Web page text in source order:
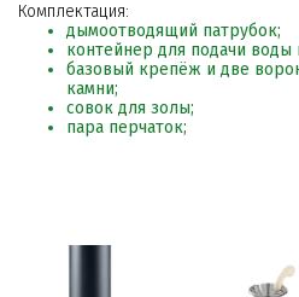
Комплектация:
дымоотводящий патрубок;
контейнер для подачи воды
базовый крепёж и две
камни;
совок для золы;
пара перчаток;